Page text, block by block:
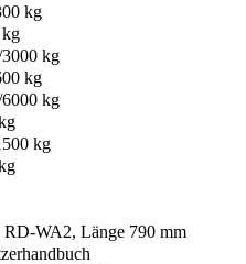
kg
kg
kg
kg
kg
WA2, Länge 790 mm